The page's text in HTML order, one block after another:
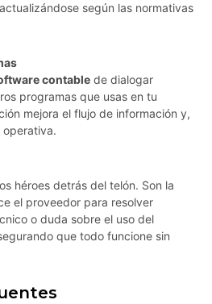
según las normativas
contable de dialogar
programas que usas en tu
mejora el flujo de información y,
operativa.
héroes detrás del telón. Son la
el proveedor para resolver
o duda sobre el uso del
que todo funcione sin